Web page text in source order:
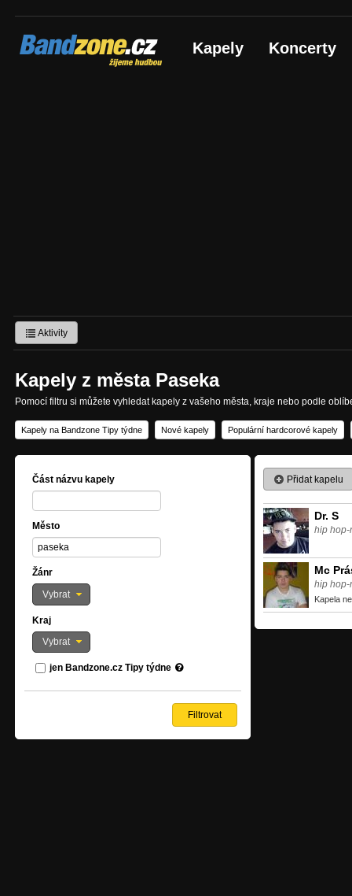
Bandzone.cz
žijeme hudbou Kapely Koncerty
Aktivity
Kapely z města Paseka
Pomocí filtru si můžete vyhledat kapely z vašeho města, kraje nebo podle
Kapely na Bandzone Tipy týdne Nové kapely Populární hardcorové kapely
Část názvu kapely
Město
Žánr
Vybrat
Kraj
Vybrat
jen Bandzone.cz Tipy týdne
Přidat kapelu
Dr. S
hip hop-
Mc
hip hop-
Kapela